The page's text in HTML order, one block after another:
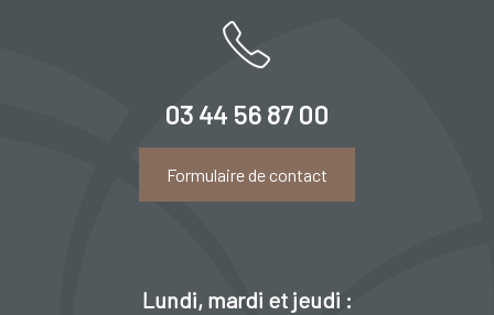
03 44 56 87 00
Formulaire de contact
Lundi, mardi et jeudi :